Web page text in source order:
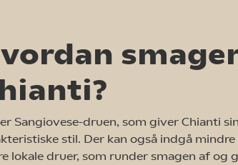
Sangiovese-druen, som giver Chianti sin
stil. Der kan også indgå
lokale druer, som runder smagen af og